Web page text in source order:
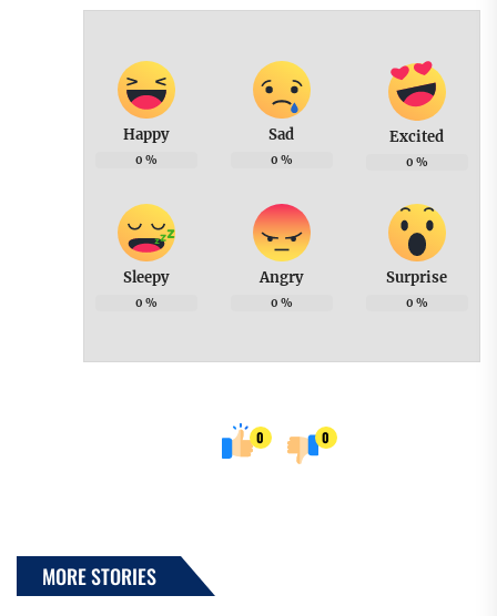
Happy
0 %
Sad
0 %
Excited
0 %
Sleepy
0 %
Angry
0 %
Surprise
0 %
0 0
MORE STORIES